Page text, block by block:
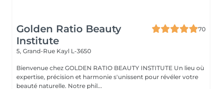
Golden Ratio Beauty
Institute
70
5, Grand-Rue Kayl L-3650
Bienvenue chez GOLDEN RATIO BEAUTY INSTITUTE Un lieu où
expertise, précision et harmonie s'unissent pour révéler votre
beauté naturelle. Notre phil...